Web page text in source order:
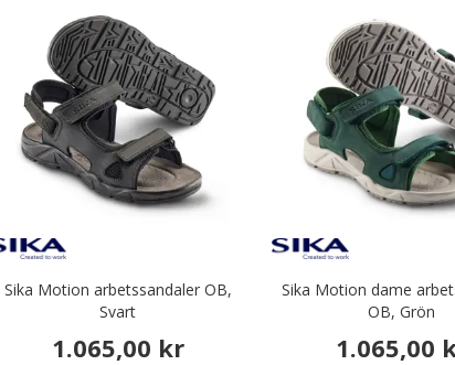
Sika Motion arbetssandaler OB,
Svart
1.065,00 kr
Sika Motion dame
OB, Grön
1.065,00